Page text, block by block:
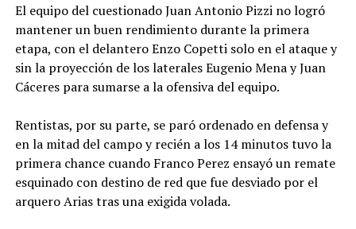
El equipo del cuestionado Juan Antonio Pizzi no logró
mantener un buen rendimiento durante la primera
etapa, con el delantero Enzo Copetti solo en el ataque y
sin la proyección de los laterales Eugenio Mena y Juan
Cáceres para sumarse a la ofensiva del equipo.
Rentistas, por su parte, se paró ordenado en defensa y
en la mitad del campo y recién a los 14 minutos tuvo la
primera chance cuando Franco Perez ensayó un remate
esquinado con destino de red que fue desviado por el
arquero Arias tras una exigida volada.